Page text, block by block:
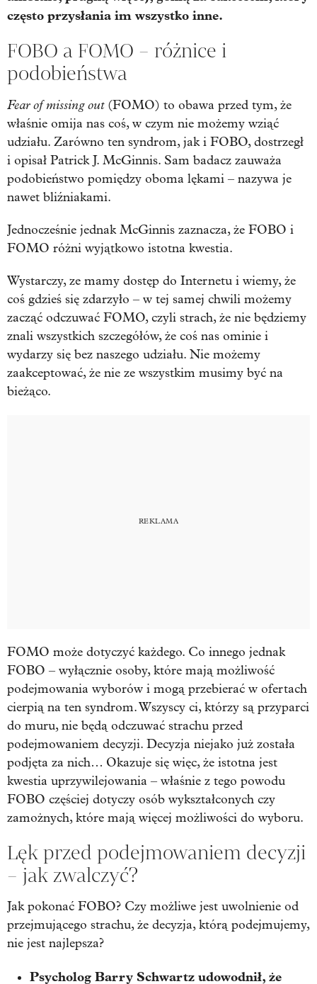
często przysłania im wszystko inne.
FOBO a FOMO – różnice i
podobieństwa
Fear of missing out(FOMO) to obawa przed tym, że
właśnie omija nas coś, w czym nie możemy wziąć
udziału. Zarówno ten syndrom, jak i FOBO, dostrzegł
i opisał Patrick J. McGinnis. Sam badacz zauważa
podobieństwo pomiędzy oboma lękami – nazywa je
nawet bliźniakami.
Jednocześnie jednak McGinnis zaznacza, że FOBO i
FOMO różni wyjątkowo istotna kwestia.
Wystarczy, ze mamy dostęp do Internetu i wiemy, że
coś gdzieś się zdarzyło – w tej samej chwili możemy
zacząć odczuwać FOMO, czyli strach, że nie będziemy
znali wszystkich szczegółów, że coś nas ominie i
wydarzy się bez naszego udziału. Nie możemy
zaakceptować, że nie ze wszystkim musimy być na
bieżąco.
FOMO może dotyczyć każdego. Co innego jednak
FOBO – wyłącznie osoby, które mają możliwość
podejmowania wyborów i mogą przebierać w ofertach
cierpią na ten syndrom. Wszyscy ci, którzy są przyparci
do muru, nie będą odczuwać strachu przed
podejmowaniem decyzji. Decyzja niejako już została
podjęta za nich… Okazuje się więc, że istotna jest
kwestia uprzywilejowania – właśnie z tego powodu
FOBO częściej dotyczy osób wykształconych czy
zamożnych, które mają więcej możliwości do wyboru.
Lęk przed podejmowaniem decyzji
– jak zwalczyć?
Jak pokonać FOBO? Czy możliwe jest uwolnienie od
przejmującego strachu, że decyzja, którą podejmujemy,
nie jest najlepsza?
Psycholog Barry Schwartz udowodnił, że